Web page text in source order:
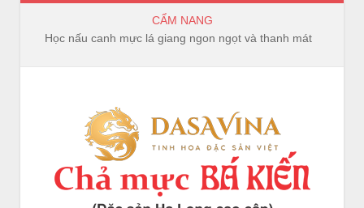
CẨM NANG
Bếp Hồng Ngoại và Bếp Từ Khác Nhau Ở Điểm Nào?